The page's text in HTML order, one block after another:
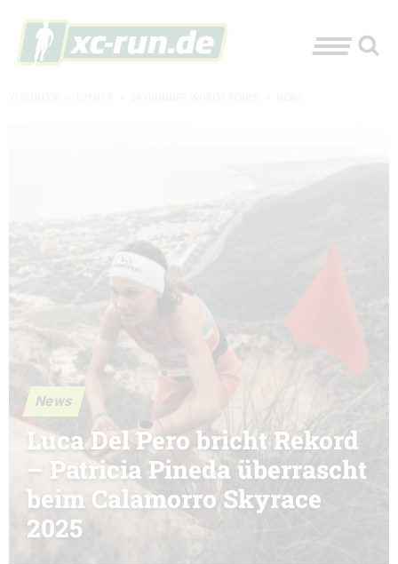
News
Luca Del Pero bricht Rekord
– Patricia Pineda überrascht
beim Calamorro Skyrace
2025